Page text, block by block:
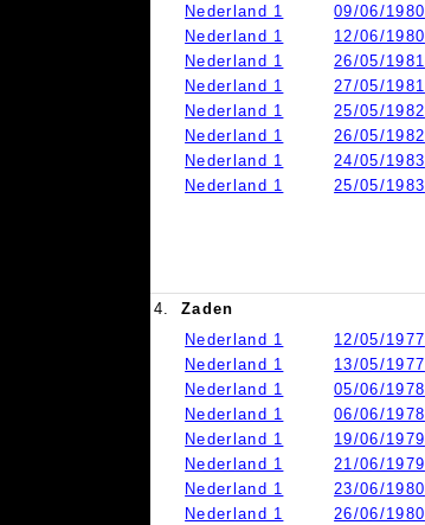
Nederland 1
09/06/1980
Nederland 1
12/06/1980
Nederland 1
26/05/1981
Nederland 1
27/05/1981
Nederland 1
25/05/1982
Nederland 1
26/05/1982
Nederland 1
24/05/1983
Nederland 1
25/05/1983
4.
Zaden
Nederland 1
12/05/1977
Nederland 1
13/05/1977
Nederland 1
05/06/1978
Nederland 1
06/06/1978
Nederland 1
19/06/1979
Nederland 1
21/06/1979
Nederland 1
23/06/1980
Nederland 1
26/06/1980